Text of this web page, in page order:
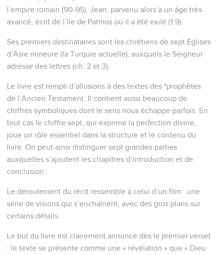
l’empire romain (90-95). Jean, parvenu alors à un âge très
avancé, écrit de l’île de Patmos où il a été exilé (1.9).
Ses premiers destinataires sont les chrétiens de sept Eglises
d’Asie mineure (la Turquie actuelle), auxquels le Seigneur
adresse des lettres (ch. 2 et 3).
Le livre est rempli d’allusions à des textes des *prophètes
de l’Ancien Testament. Il contient aussi beaucoup de
chiffres symboliques dont le sens nous échappe parfois. En
tout cas le chiffre sept, qui exprime la perfection divine,
joue un rôle essentiel dans la structure et le contenu du
livre. On peut ainsi distinguer sept grandes parties
auxquelles s’ajoutent les chapitres d’introduction et de
conclusion :
Le déroulement du récit ressemble à celui d’un film : une
série de visions qui s’enchaînent, avec des gros plans sur
certains détails.
Le but du livre est clairement annoncé dès le premier verset
: le texte se présente comme une « révélation » que « Dieu